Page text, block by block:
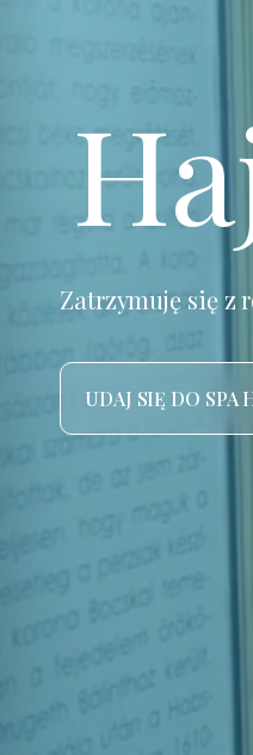
Zatrzymuję się z
UDAJ SIĘ DO SPA